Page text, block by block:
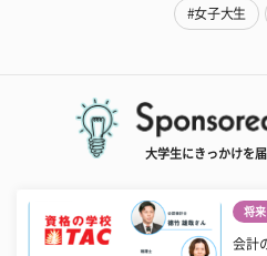
#女子大生
大学生にきっかけを
将
会計